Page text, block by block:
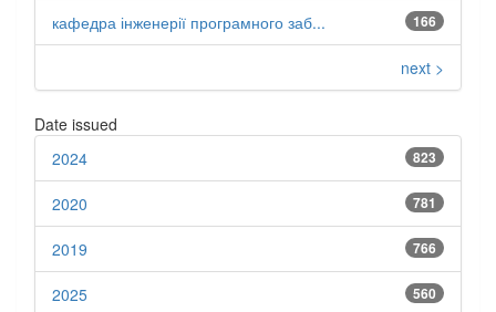
166
кафедра інженерії програмного заб...
next >
Date issued
823
2024
781
2020
766
2019
560
2025